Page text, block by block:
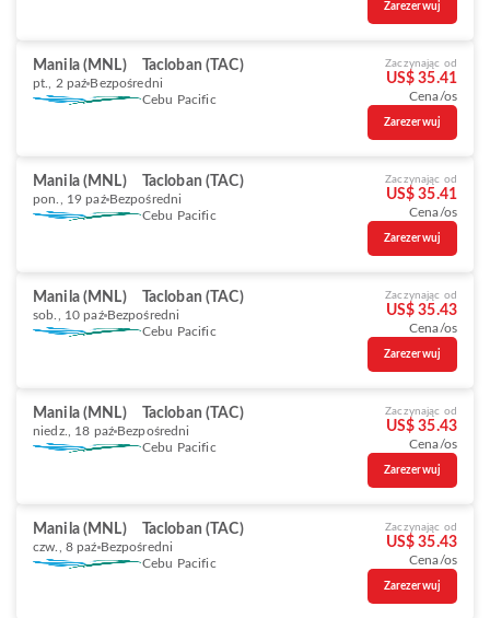
Zarezerwuj
Manila (MNL) Tacloban (TAC)
pt., 2 paź Bezpośredni
Cebu Pacific
Zaczynając od
US$ 35.41
Cena/os
Zarezerwuj
Manila (MNL) Tacloban (TAC)
pon., 19 paź Bezpośredni
Cebu Pacific
Zaczynając od
US$ 35.41
Cena/os
Zarezerwuj
Manila (MNL) Tacloban (TAC)
sob., 10 paź Bezpośredni
Cebu Pacific
Zaczynając od
US$ 35.43
Cena/os
Zarezerwuj
Manila (MNL) Tacloban (TAC)
niedz., 18 paź Bezpośredni
Cebu Pacific
Zaczynając od
US$ 35.43
Cena/os
Zarezerwuj
Manila (MNL) Tacloban (TAC)
czw., 8 paź Bezpośredni
Cebu Pacific
Zaczynając od
US$ 35.43
Cena/os
Zarezerwuj